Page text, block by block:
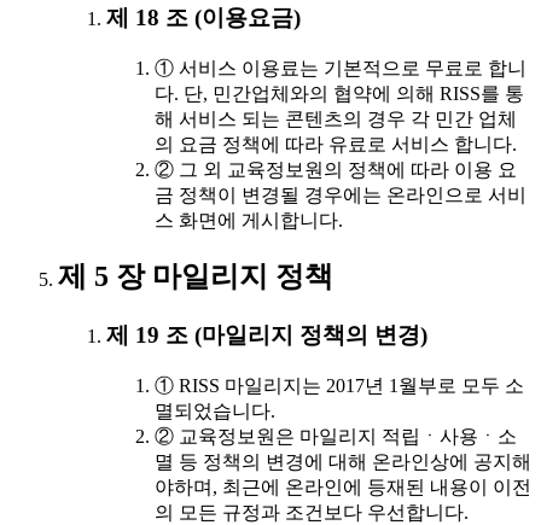
제 18 조 (이용요금)
① 서비스 이용료는 기본적으로 무료로 합니
다. 단, 민간업체와의 협약에 의해 RISS를 통
해 서비스 되는 콘텐츠의 경우 각 민간 업체
의 요금 정책에 따라 유료로 서비스 합니다.
② 그 외 교육정보원의 정책에 따라 이용 요
금 정책이 변경될 경우에는 온라인으로 서비
스 화면에 게시합니다.
제 5 장 마일리지 정책
제 19 조 (마일리지 정책의 변경)
① RISS 마일리지는 2017년 1월부로 모두 소
멸되었습니다.
② 교육정보원은 마일리지 적립ㆍ사용ㆍ소
멸 등 정책의 변경에 대해 온라인상에 공지해
야하며, 최근에 온라인에 등재된 내용이 이전
의 모든 규정과 조건보다 우선합니다.